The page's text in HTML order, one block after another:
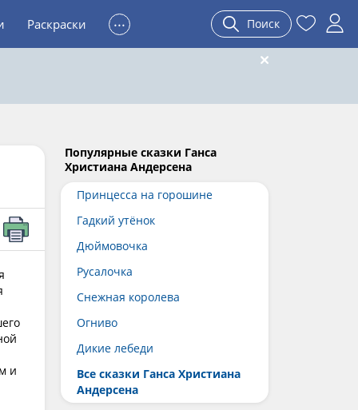
Раскраски ... Поиск
и
Популярные сказки Ганса
Христиана Андерсена
Принцесса на горошине
Гадкий утёнок
Дюймовочка
Русалочка
Снежная королева
Огниво
Дикие лебеди
Все сказки Ганса Христиана
Андерсена